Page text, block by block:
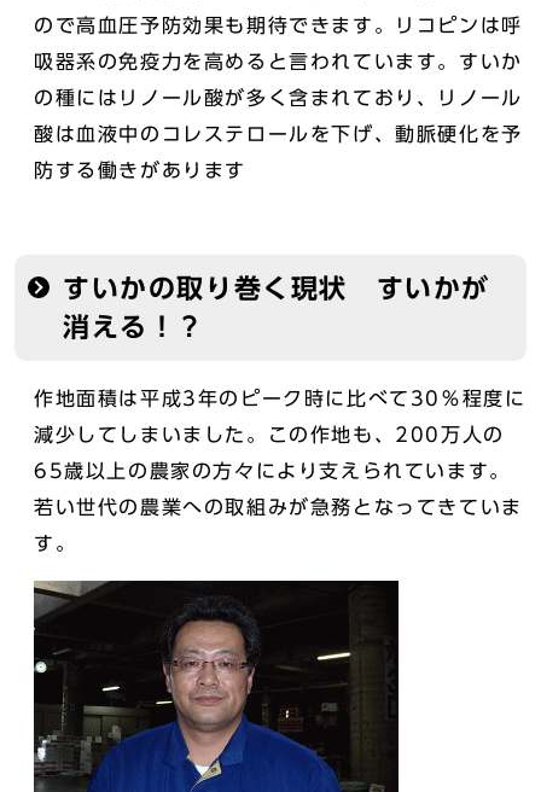
ので高血圧予防効果も期待できます。リコピンは呼
吸器系の免疫力を高めると言われています。すいか
の種にはリノール酸が多く含まれており、リノール
酸は血液中のコレステロールを下げ、動脈硬化を予
防する働きがあります
すいかの取り巻く現状 すいかが
消える！？
作地面積は平成3年のピーク時に比べて30％程度に
減少してしまいました。この作地も、200万人の
65歳以上の農家の方々により支えられています。
若い世代の農業への取組みが急務となってきていま
す。